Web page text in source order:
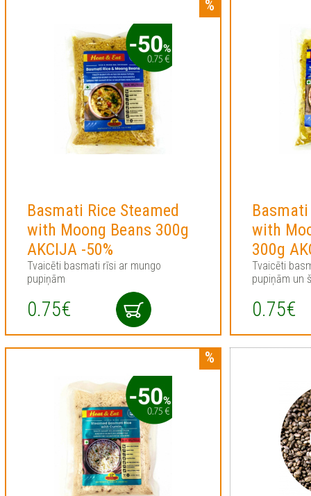
Basmati Rice Steamed
with Moong Beans 300g
AKCIJA -50%
Tvaicēti basmati rīsi ar mungo
pupiņām
0.75€
with
300g
Tvaicēti
pupiņām un
0.75€